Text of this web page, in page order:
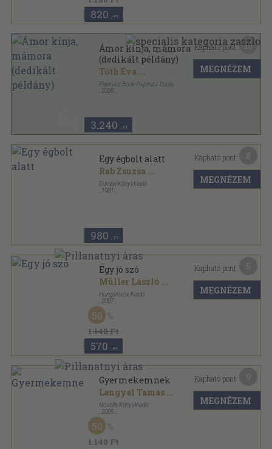
820 ,-Ft
Ámor kínja, mámora
(dedikált példány)
Tóth Éva ...
Papirusz Book-Papirusz Duola
2000
3.240 ,-Ft
Kapható pont: 16
MEGNÉZEM
Egy égbolt alatt
Rab Zsuzsa ...
Európa Könyvkiadó
1981
980 ,-Ft
Kapható pont:
MEGNÉZEM
Egy jó szó
Müller László ...
Hungarovox Kiadó
2007
Ragasztott papírkötés
1.140 Ft
50
570 ,-Ft
Kapható pont:
MEGNÉZEM
Gyermekemnek
Lengyel Tamás ...
Novella Könyvkiadó
2005
Bársony
1.140 Ft
50
Kapható pont:
MEGNÉZEM